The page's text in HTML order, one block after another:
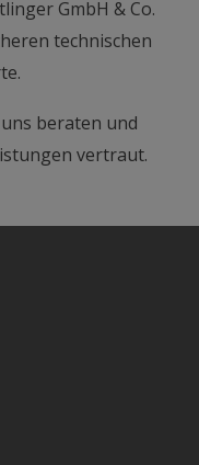
GmbH & Co.
technischen
beraten und
vertraut.